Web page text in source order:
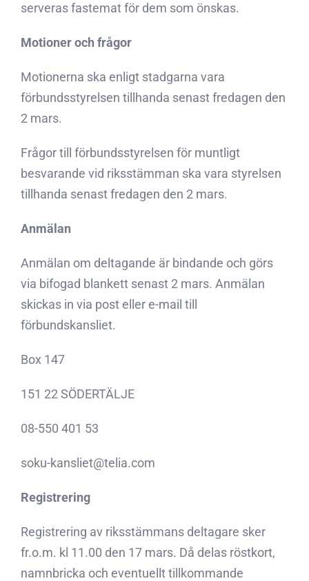
serveras fastemat för dem som önskas.
Motioner och frågor
Motionerna ska enligt stadgarna vara
förbundsstyrelsen tillhanda senast fredagen den
2 mars.
Frågor till förbundsstyrelsen för muntligt
besvarande vid riksstämman ska vara styrelsen
tillhanda senast fredagen den 2 mars.
Anmälan
Anmälan om deltagande är bindande och görs
via bifogad blankett senast 2 mars. Anmälan
skickas in via post eller e-mail till
förbundskansliet.
Box 147
151 22 SÖDERTÄLJE
08-550 401 53
soku-kansliet@telia.com
Registrering
Registrering av riksstämmans deltagare sker
fr.o.m. kl 11.00 den 17 mars. Då delas röstkort,
namnbricka och eventuellt tillkommande